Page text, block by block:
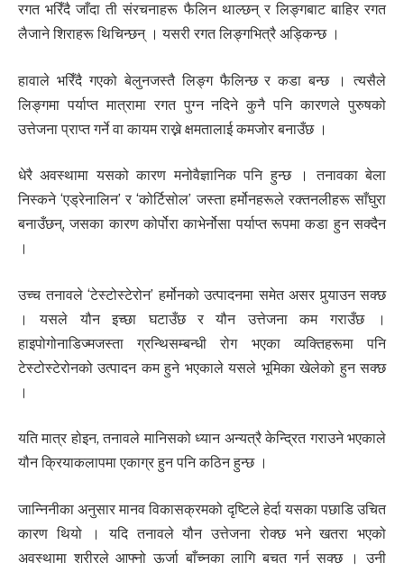
रगत भरिँदै जाँदा ती संरचनाहरू फैलिन थाल्छन् र लिङ्गबाट बाहिर रगत
लैजाने शिराहरू थिचिन्छन् । यसरी रगत लिङ्गभित्रै अड्किन्छ ।
हावाले भरिँदै गएको बेलुनजस्तै लिङ्ग फैलिन्छ र कडा बन्छ । त्यसैले
लिङ्गमा पर्याप्त मात्रामा रगत पुग्न नदिने कुनै पनि कारणले पुरुषको
उत्तेजना प्राप्त गर्ने वा कायम राख्ने क्षमतालाई कमजोर बनाउँछ ।
धेरै अवस्थामा यसको कारण मनोवैज्ञानिक पनि हुन्छ । तनावका बेला
निस्कने ‘एड्रेनालिन’ र ‘कोर्टिसोल’ जस्ता हर्मोनहरूले रक्तनलीहरू साँघुरा
बनाउँछन्, जसका कारण कोर्पोरा काभेर्नोसा पर्याप्त रूपमा कडा हुन सक्दैन
।
उच्च तनावले ‘टेस्टोस्टेरोन’ हर्मोनको उत्पादनमा समेत असर पुर्‍याउन सक्छ
। यसले यौन इच्छा घटाउँछ र यौन उत्तेजना कम गराउँछ ।
हाइपोगोनाडिज्मजस्ता ग्रन्थिसम्बन्धी रोग भएका व्यक्तिहरूमा पनि
टेस्टोस्टेरोनको उत्पादन कम हुने भएकाले यसले भूमिका खेलेको हुन सक्छ
।
यति मात्र होइन, तनावले मानिसको ध्यान अन्यत्रै केन्द्रित गराउने भएकाले
यौन क्रियाकलापमा एकाग्र हुन पनि कठिन हुन्छ ।
जान्निनीका अनुसार मानव विकासक्रमको दृष्टिले हेर्दा यसका पछाडि उचित
कारण थियो । यदि तनावले यौन उत्तेजना रोक्छ भने खतरा भएको
अवस्थामा शरीरले आफ्नो ऊर्जा बाँच्नका लागि बचत गर्न सक्छ । उनी